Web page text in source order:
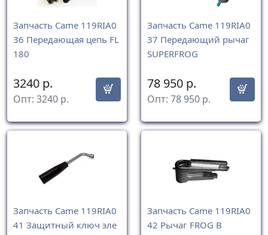
Запчасть Came 119RIA0
36 Передающая цепь FL
180
3240 р.
Опт: 3240 р.
Запчасть Came 119RIA0
37 Передающий рычаг
SUPERFROG
78 950 р.
Опт: 78 950 р.
Запчасть Came 119RIA0
41 Защитный ключ эле
Запчасть Came 119RIA0
42 Рычаг FROG B